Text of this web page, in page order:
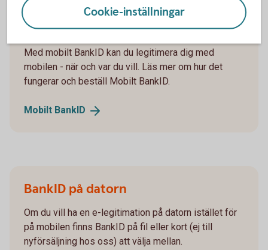
Mobilt BankID
Med mobilt BankID kan du legitimera dig med
mobilen - när och var du vill. Läs mer om hur det
fungerar och beställ Mobilt BankID.
Mobilt BankID
BankID på datorn
Om du vill ha en e-legitimation på datorn istället för
på mobilen finns BankID på fil eller kort (ej till
nyförsäljning hos oss) att välja mellan.
Cookie-inställningar